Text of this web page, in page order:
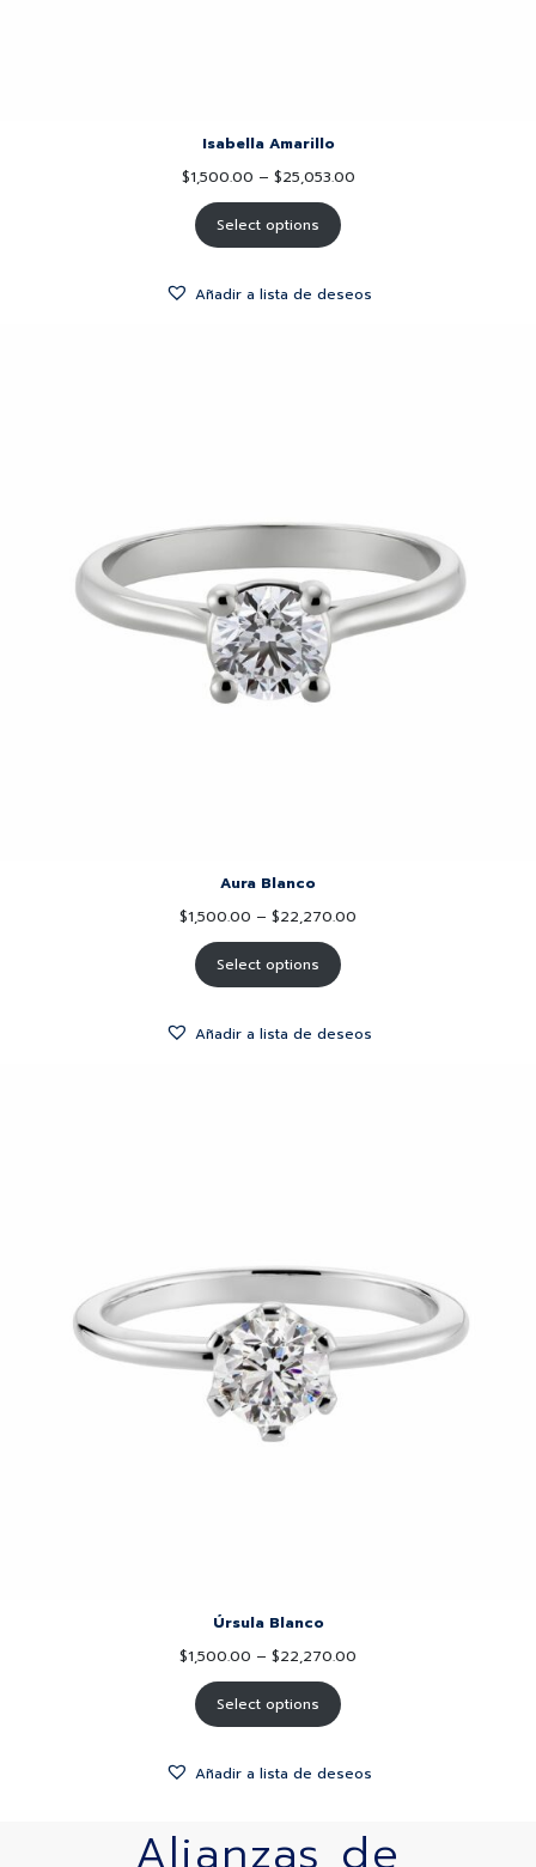
Isabella Amarillo
$1,500.00 – $25,053.00
Select options
Añadir a lista de deseos
Aura Blanco
$1,500.00 – $22,270.00
Select options
Añadir a lista de deseos
Úrsula Blanco
$1,500.00 – $22,270.00
Select options
Añadir a lista de deseos
Alianzas de